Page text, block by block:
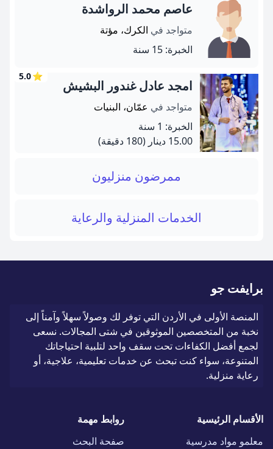
عاصم محمد الرواشدة
متواجد في الكرك، مؤتة
الخبرة: 15 سنة
⭐
5.0
امجد عادل غندور البشيش
متواجد في عمّان، البنيات
الخبرة: 1 سنة
15.00 دينار
(180 دقيقة)
ممرضون منزليون
الخدمات المنزلية والرعاية
برايفت جو
المنصة الأولى في الأردن التي توفر لك وصولاً سهلاً وآمناً إلى
نخبة من المتخصصين الموثوقين في شتى المجالات. نسعى
لجمع أفضل الكفاءات تحت سقف واحد لتلبية احتياجاتك
المتنوعة، سواء كنت تبحث عن خدمات تعليمية، علاجية، أو
رعاية منزلية.
الأقسام الرئيسية
معلمو مواد مدرسية
روابط مهمة
صفحة البحث